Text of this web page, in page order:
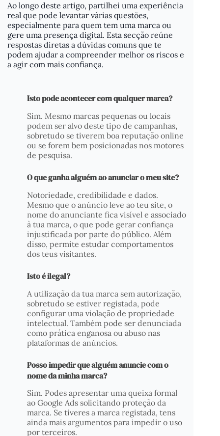
Ao longo deste artigo, partilhei uma experiência
real que pode levantar várias questões,
especialmente para quem tem uma marca ou
gere uma presença digital. Esta secção reúne
respostas diretas a dúvidas comuns que te
podem ajudar a compreender melhor os riscos e
a agir com mais confiança.
Isto pode acontecer com qualquer marca?
Sim. Mesmo marcas pequenas ou locais
podem ser alvo deste tipo de campanhas,
sobretudo se tiverem boa reputação online
ou se forem bem posicionadas nos motores
de pesquisa.
O que ganha alguém ao anunciar o meu site?
Notoriedade, credibilidade e dados.
Mesmo que o anúncio leve ao teu site, o
nome do anunciante fica visível e associado
à tua marca, o que pode gerar confiança
injustificada por parte do público. Além
disso, permite estudar comportamentos
dos teus visitantes.
Isto é ilegal?
A utilização da tua marca sem autorização,
sobretudo se estiver registada, pode
configurar uma violação de propriedade
intelectual. Também pode ser denunciada
como prática enganosa ou abuso nas
plataformas de anúncios.
Posso impedir que alguém anuncie com o
nome da minha marca?
Sim. Podes apresentar uma queixa formal
ao Google Ads solicitando proteção da
marca. Se tiveres a marca registada, tens
ainda mais argumentos para impedir o uso
por terceiros.